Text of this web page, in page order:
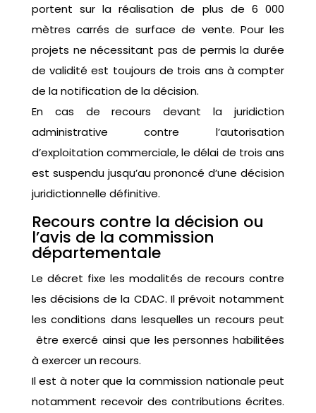
portent sur la réalisation de plus de 6 000
mètres carrés de surface de vente. Pour les
projets ne nécessitant pas de permis la durée
de validité est toujours de trois ans à compter
de la notification de la décision.
En cas de recours devant la juridiction
administrative contre l’autorisation
d’exploitation commerciale, le délai de trois ans
est suspendu jusqu’au prononcé d’une décision
juridictionnelle définitive.
Recours contre la décision ou
l’avis de la commission
départementale
Le décret fixe les modalités de recours contre
les décisions de la CDAC. Il prévoit notamment
les conditions dans lesquelles un recours peut
être exercé ainsi que les personnes habilitées
à exercer un recours.
Il est à noter que la commission nationale peut
notamment recevoir des contributions écrites.